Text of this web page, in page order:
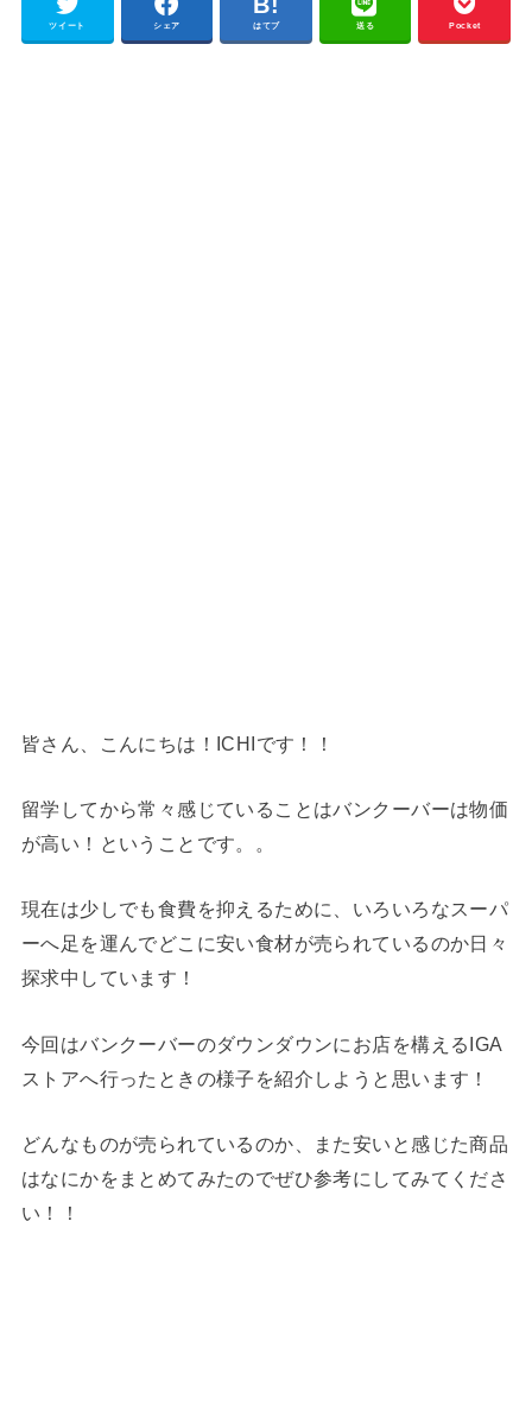
ツイート シェア はてブ 送る Pocket
皆さん、こんにちは！ICHIです！！
留学してから常々感じていることはバンクーバーは物価
が高い！ということです。。
現在は少しでも食費を抑えるために、いろいろなスーパ
ーへ足を運んでどこに安い食材が売られているのか日々
探求中しています！
今回はバンクーバーのダウンダウンにお店を構えるIGA
ストアへ行ったときの様子を紹介しようと思います！
どんなものが売られているのか、また安いと感じた商品
はなにかをまとめてみたのでぜひ参考にしてみてくださ
い！！